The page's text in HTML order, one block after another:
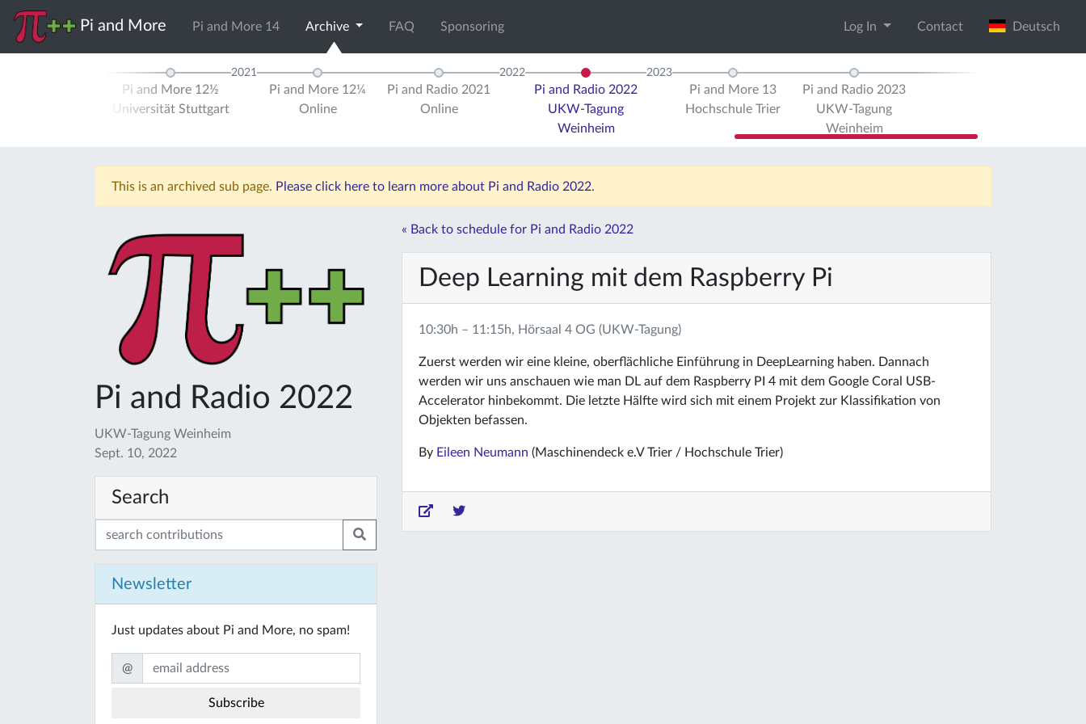
Pi and More Pi and More 14 Archive FAQ Sponsoring Log In Contact Deutsch
Pi and More 12½
Universität Stuttgart
2021
Pi and More 12¼
Online
Pi and Radio 2021
Online
2022
Pi and Radio 2022
UKW-Tagung
Weinheim
2023
Pi and More 13
Hochschule Trier
Pi and Radio 2023
UKW-Tagung
Weinheim
This is an archived sub page. Please click here to learn more about Pi and Radio 2022.
Pi and Radio 2022
UKW-Tagung Weinheim
Sept. 10, 2022
Search
Newsletter
Just updates about Pi and More, no spam!
@
« Back to schedule for Pi and Radio 2022
Deep Learning mit dem Raspberry Pi
10:30h – 11:15h, Hörsaal 4 OG (UKW-Tagung)
Zuerst werden wir eine kleine, oberflächliche Einführung in DeepLearning haben. Dannach
werden wir uns anschauen wie man DL auf dem Raspberry PI 4 mit dem Google Coral USB-
Accelerator hinbekommt. Die letzte Hälfte wird sich mit einem Projekt zur Klassifikation von
Objekten befassen.
By Eileen Neumann (Maschinendeck e.V Trier / Hochschule Trier)